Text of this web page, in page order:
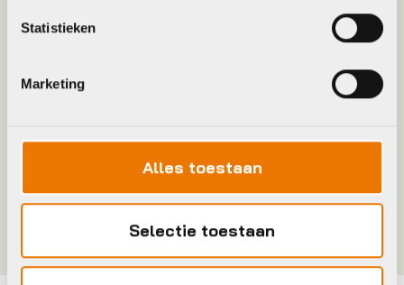
Statistieken
Marketing
Alles toestaan
Selectie toestaan
Model go kids parka
Merk Agu
Maat 134/140
Kleur Groen